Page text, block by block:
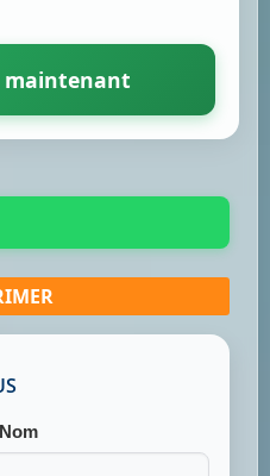
maintenant
Nom